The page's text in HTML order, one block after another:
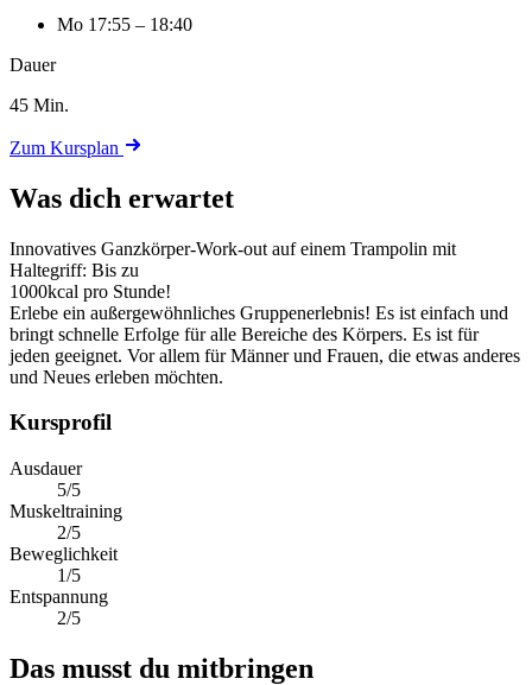
Mo 17:55 – 18:40
Dauer
45 Min.
Zum Kursplan
Was dich erwartet
Innovatives Ganzkörper-Work-out auf einem Trampolin mit
Haltegriff: Bis zu
1000kcal pro Stunde!
Erlebe ein außergewöhnliches Gruppenerlebnis! Es ist einfach und
bringt schnelle Erfolge für alle Bereiche des Körpers. Es ist für
jeden geeignet. Vor allem für Männer und Frauen, die etwas anderes
und Neues erleben möchten.
Kursprofil
Ausdauer
5/5
Muskeltraining
2/5
Beweglichkeit
1/5
Entspannung
2/5
Das musst du mitbringen